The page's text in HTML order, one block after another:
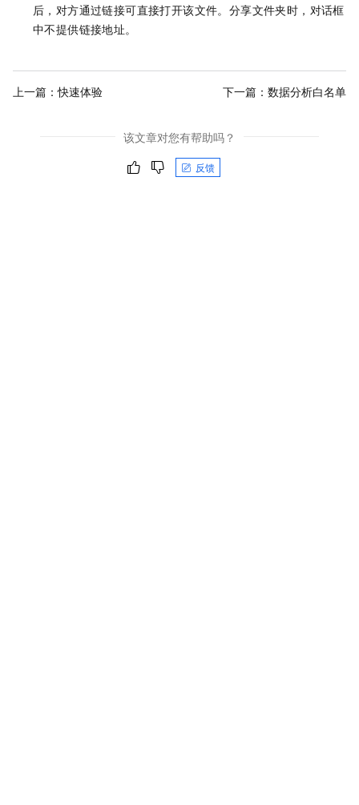
后，对方通过链接可直接打开该文件。分享文件夹时，对话框
中不提供链接地址。
上一篇：快速体验 下一篇： 数据分析白名单
该文章对您有帮助吗？
反馈